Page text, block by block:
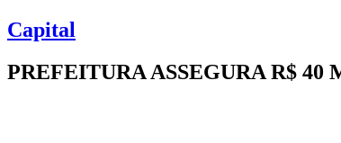
Capital
PREFEITURA ASSEGURA R$